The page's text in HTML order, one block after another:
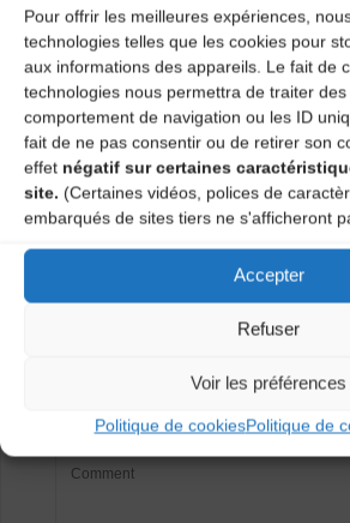
Pour offrir les meilleures expériences,
technologies telles que les cookies pour
aux informations des appareils. Le fait de
technologies nous permettra de traiter
comportement de navigation ou les ID
fait de ne pas consentir ou de retirer son
effet négatif sur certaines
site. (Certaines vidéos, polices de
embarqués de sites tiers ne s'afficheront
Accepter
Refuser
Voir les préférences
Politique de cookiesPolitique de
Agenda
Bal trad’ en scène ouverte
Concert trad’ gratuit place
Laisser un
Votre adresse e-mail ne sera pas publiée.
obligatoires sont indiqués avec*